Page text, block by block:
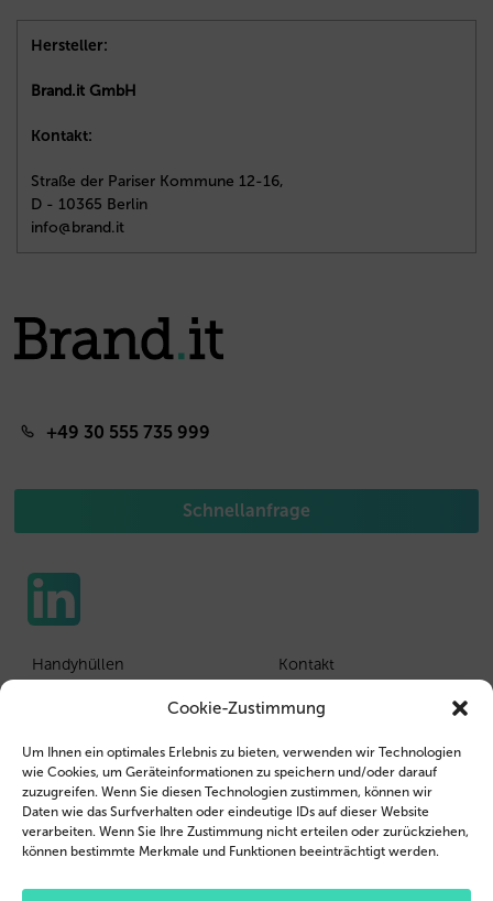
Cookie-Zustimmung
Um Ihnen ein optimales Erlebnis zu bieten, verwenden wir Technologien
wie Cookies, um Geräteinformationen zu speichern und/oder darauf
zuzugreifen. Wenn Sie diesen Technologien zustimmen, können wir
Daten wie das Surfverhalten oder eindeutige IDs auf dieser Website
verarbeiten. Wenn Sie Ihre Zustimmung nicht erteilen oder zurückziehen,
können bestimmte Merkmale und Funktionen beeinträchtigt werden.
Hersteller:
Brand.it GmbH
Kontakt:
Straße der Pariser Kommune 12-16,
D - 10365 Berlin
info@brand.it
+49 30 555 735 999
Schnellanfrage
Handyhüllen
Wiederverkäufer
Unternehmensprofil
Jobs
Kontakt
Kunden Login
Impressum
AGB
Datenschutzerklärung